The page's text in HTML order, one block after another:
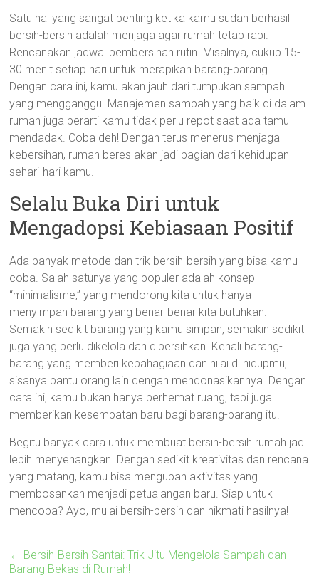
Satu hal yang sangat penting ketika kamu sudah berhasil
bersih-bersih adalah menjaga agar rumah tetap rapi.
Rencanakan jadwal pembersihan rutin. Misalnya, cukup 15-
30 menit setiap hari untuk merapikan barang-barang.
Dengan cara ini, kamu akan jauh dari tumpukan sampah
yang mengganggu. Manajemen sampah yang baik di dalam
rumah juga berarti kamu tidak perlu repot saat ada tamu
mendadak. Coba deh! Dengan terus menerus menjaga
kebersihan, rumah beres akan jadi bagian dari kehidupan
sehari-hari kamu.
Selalu Buka Diri untuk
Mengadopsi Kebiasaan Positif
Ada banyak metode dan trik bersih-bersih yang bisa kamu
coba. Salah satunya yang populer adalah konsep
“minimalisme,” yang mendorong kita untuk hanya
menyimpan barang yang benar-benar kita butuhkan.
Semakin sedikit barang yang kamu simpan, semakin sedikit
juga yang perlu dikelola dan dibersihkan. Kenali barang-
barang yang memberi kebahagiaan dan nilai di hidupmu,
sisanya bantu orang lain dengan mendonasikannya. Dengan
cara ini, kamu bukan hanya berhemat ruang, tapi juga
memberikan kesempatan baru bagi barang-barang itu.
Begitu banyak cara untuk membuat bersih-bersih rumah jadi
lebih menyenangkan. Dengan sedikit kreativitas dan rencana
yang matang, kamu bisa mengubah aktivitas yang
membosankan menjadi petualangan baru. Siap untuk
mencoba? Ayo, mulai bersih-bersih dan nikmati hasilnya!
← Bersih-Bersih Santai: Trik Jitu Mengelola Sampah dan
Barang Bekas di Rumah!